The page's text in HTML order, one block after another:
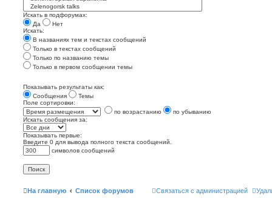
Искать в подфорумах:
Да
Нет
Искать:
В названиях тем и текстах сообщений
Только в текстах сообщений
Только по названию темы
Только в первом сообщении темы
Показывать результаты как:
Сообщения
Темы
Поле сортировки:
по возрастанию
по убыванию
Искать сообщения за:
Показывать первые:
Введите 0 для вывода полного текста сообщений.
символов сообщений
На главную Список форумов Связаться с администрацией